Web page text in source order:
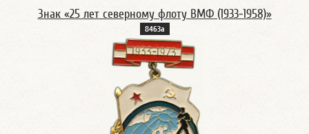
Знак «25 лет северному флоту ВМФ (1933-1958)»
8463а